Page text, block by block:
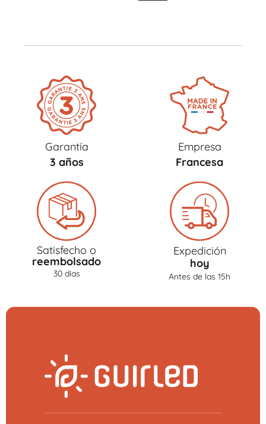
Garantía
3 años
Empresa
Francesa
Satisfecho o
reembolsado
30 días
Expedición
hoy
Antes de las 15h